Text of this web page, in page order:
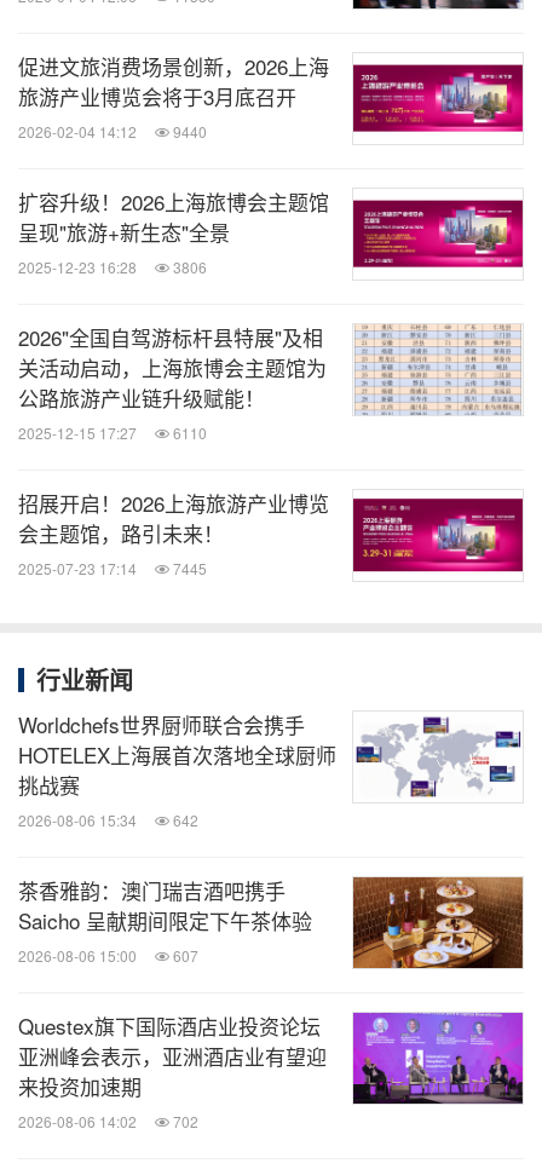
海秀，覆盖陶瓷卫浴及整体解决方案、建筑装饰材
料、工程设计及整装定制、照明及智能客控、智慧酒
店、酒店家具、酒店用品及布草、商业空间、智慧办
公、公共空间、清洁运维、无人自助、智慧零售与连
动、路亚钓鱼、户外生活、尚品生活等展览板块。
3月27-30日，浦西国家会展中心（上海），上海旅游
产业博览会主题馆、上海国际酒店及餐饮业博览会，
覆盖目的地展区、文旅消费、旅游+、大健康、数字
文旅、旅游配套及服务；厨房设备与用品、桌面用
品、餐饮食材 、食品综合、饮品综合、咖啡与茶、
冰淇淋设备及物料、烘焙设备及物料、酒类综合、食
品餐饮包装、餐饮设计及配套、连锁加盟及连锁资源
等展览板块。
业观众的到场，多种形式的线下面对面交流，线上线
下大量的媒体曝光，必将促进跨产业的商贸合作和创
新发展，为推动2024旅游产业高质量发展吹响春天的
号角。
促进文旅消费场景创新，2026上海
旅游产业博览会将于3月底召开
2026-02-04 14:12 9440
扩容升级！2026上海旅博会主题馆
呈现"旅游+新生态"全景
2025-12-23 16:28 3806
2026"全国自驾游标杆县特展"及相
关活动启动，上海旅博会主题馆为
公路旅游产业链升级赋能！
2025-12-15 17:27 6110
招展开启！2026上海旅游产业博览
会主题馆，路引未来！
2025-07-23 17:14 7445
行业新闻
Worldchefs世界厨师联合会携手
HOTELEX上海展首次落地全球厨师
挑战赛
2026-08-06 15:34 642
茶香雅韵：澳门瑞吉酒吧携手
Saicho 呈献期间限定下午茶体验
2026-08-06 15:00 607
Questex旗下国际酒店业投资论坛
亚洲峰会表示，亚洲酒店业有望迎
来投资加速期
2026-08-06 14:02 702